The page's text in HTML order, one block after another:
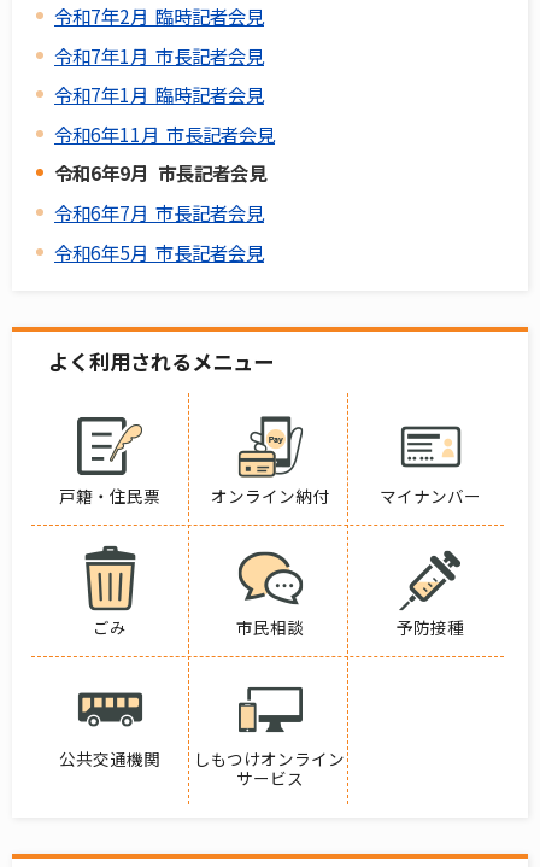
令和7年2月 臨時記者会見
令和7年1月 市長記者会見
令和7年1月 臨時記者会見
令和6年11月 市長記者会見
令和6年9月 市長記者会見
令和6年7月 市長記者会見
令和6年5月 市長記者会見
よく利用されるメニュー
戸籍・住民票 オンライン納付 マイナンバー
ごみ 市民相談 予防接種
公共交通機関
しもつけオンライン
サービス